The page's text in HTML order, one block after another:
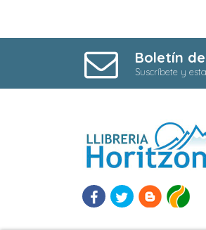
Boletín
Suscríbete y